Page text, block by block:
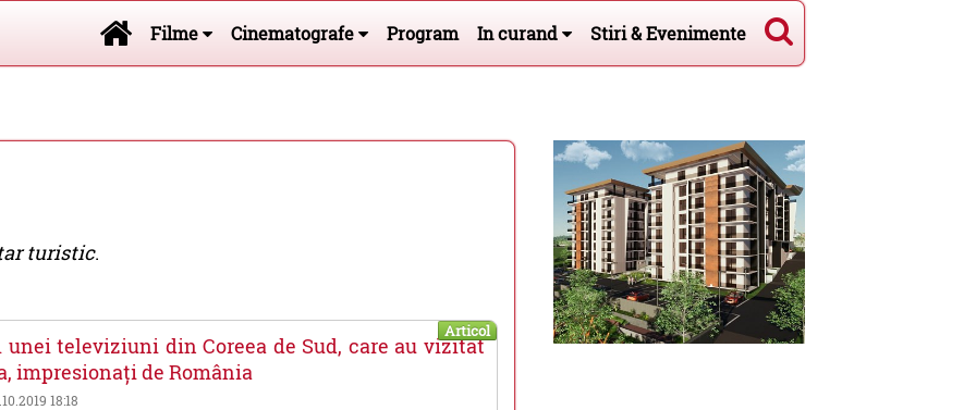
Filme Cinematografe Program In curand Stiri & Evenimente
turistic.
Articol
unei televiziuni din Coreea de Sud, care au vizitat
impresionați de România
18:18